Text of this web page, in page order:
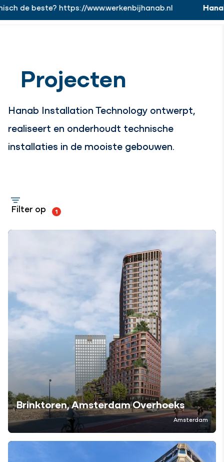
https://www.werkenbijhanab.nl
https://www.werkenbijhanab.nlWerken bij Menu
Projecten
Hanab Installation Technology ontwerpt,
realiseert en onderhoudt technische
installaties in de mooiste gebouwen.
Filter op 1
Brinktoren, Amsterdam Overhoeks
Amsterdam